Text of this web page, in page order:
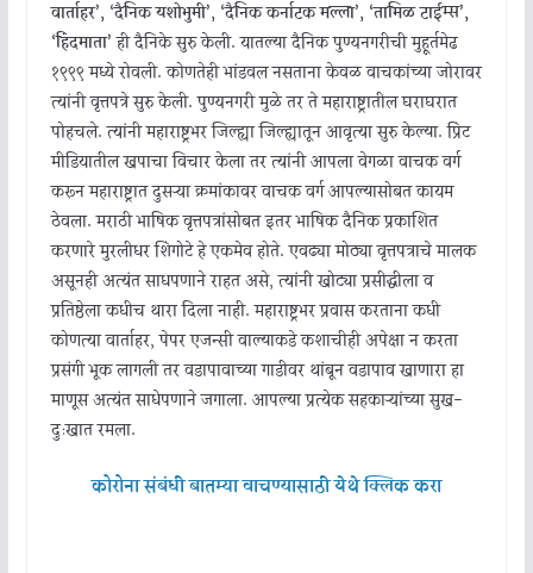
वार्ताहर’, ‘दैनिक यशोभुमी’, ‘दैनिक कर्नाटक मल्ला’, ‘तामिळ टाईम्स’,
‘हिंदमाता’ही दैनिके सुरु केली. यातल्या दैनिक पुण्यनगरीची मुहूर्तमेढ
१९९९ मध्ये रोवली. कोणतेही भांडवल नसताना केवळ वाचकांच्या जोरावर
त्यांनी वृत्तपत्रे सुरु केली. पुण्यनगरी मुळे तर ते महाराष्ट्रातील घराघरात
पोहचले. त्यांनी महाराष्ट्रभर जिल्ह्या जिल्ह्यातून आवृत्या सुरु केल्या. प्रिंट
मीडियातील खपाचा विचार केला तर त्यांनी आपला वेगळा वाचक वर्ग
करून महाराष्ट्रात दुसऱ्या क्रमांकावर वाचक वर्ग आपल्यासोबत कायम
ठेवला. मराठी भाषिक वृत्तपत्रांसोबत इतर भाषिक दैनिक प्रकाशित
करणारे मुरलीधर शिंगोटे हे एकमेव होते. एवढ्या मोठ्या वृत्तपत्राचे मालक
असूनही अत्यंत साधपणाने राहत असे, त्यांनी खोट्या प्रसीद्धीला व
प्रतिष्ठेला कधीच थारा दिला नाही. महाराष्ट्रभर प्रवास करताना कधी
कोणत्या वार्ताहर, पेपर एजन्सी वाल्याकडे कशाचीही अपेक्षा न करता
प्रसंगी भूक लागली तर वडापावाच्या गाडीवर थांबून वडापाव खाणारा हा
माणूस अत्यंत साधेपणाने जगाला. आपल्या प्रत्येक सहकाऱ्यांच्या सुख-
दुःखात रमला.
कोरोना संबंधी बातम्या वाचण्यासाठी येथे क्लिक करा